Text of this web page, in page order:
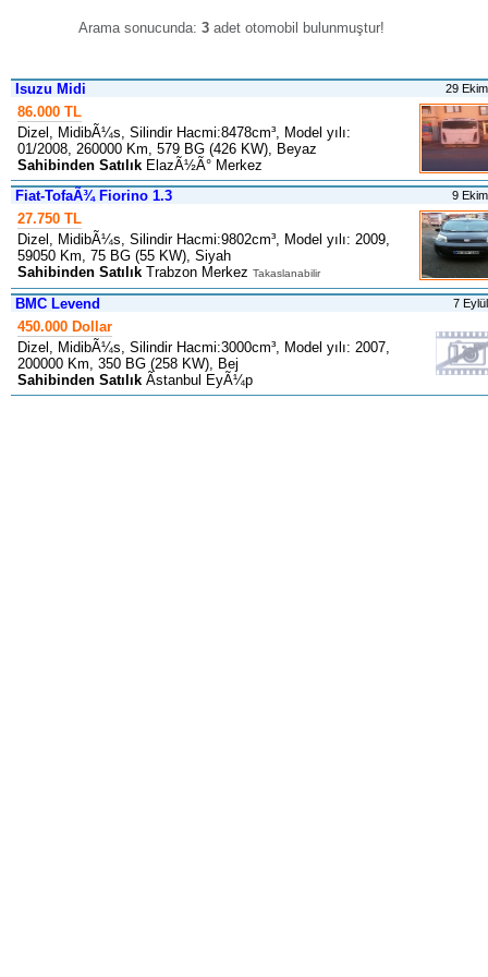
Arama sonucunda: 3adet otomobil bulunmuştur!
Isuzu Midi 29
86.000 TL
Dizel, MidibÃ¼s, Silindir Hacmi:8478cm³, Model yılı:
01/2008, 260000 Km, 579 BG (426 KW), Beyaz
Sahibinden Satılık ElazÃ½Ã° Merkez
Fiat-TofaÃ¾ Fiorino 1.3
9
27.750 TL
Dizel, MidibÃ¼s, Silindir Hacmi:9802cm³, Model yılı: 2009,
59050 Km, 75 BG (55 KW), Siyah
Sahibinden Satılık Trabzon Merkez Takaslanabilir
BMC Levend 7
450.000 Dollar
Dizel, MidibÃ¼s, Silindir Hacmi:3000cm³, Model yılı: 2007,
200000 Km, 350 BG (258 KW), Bej
Sahibinden Satılık Ãstanbul EyÃ¼p